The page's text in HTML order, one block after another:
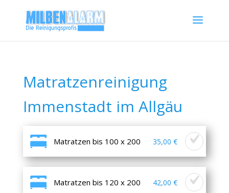
Matratzenreinigung
Immenstadt im Allgäu
Matratzen bis 100 x 200 35,00 €
Matratzen bis 120 x 200 42,00 €